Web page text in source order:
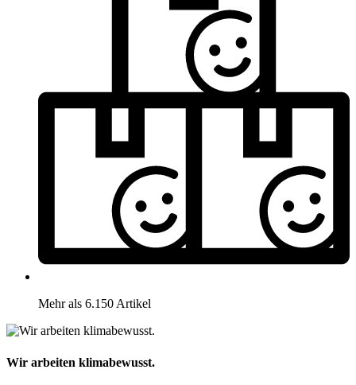
Mehr als 6.150 Artikel
Wir arbeiten klimabewusst.